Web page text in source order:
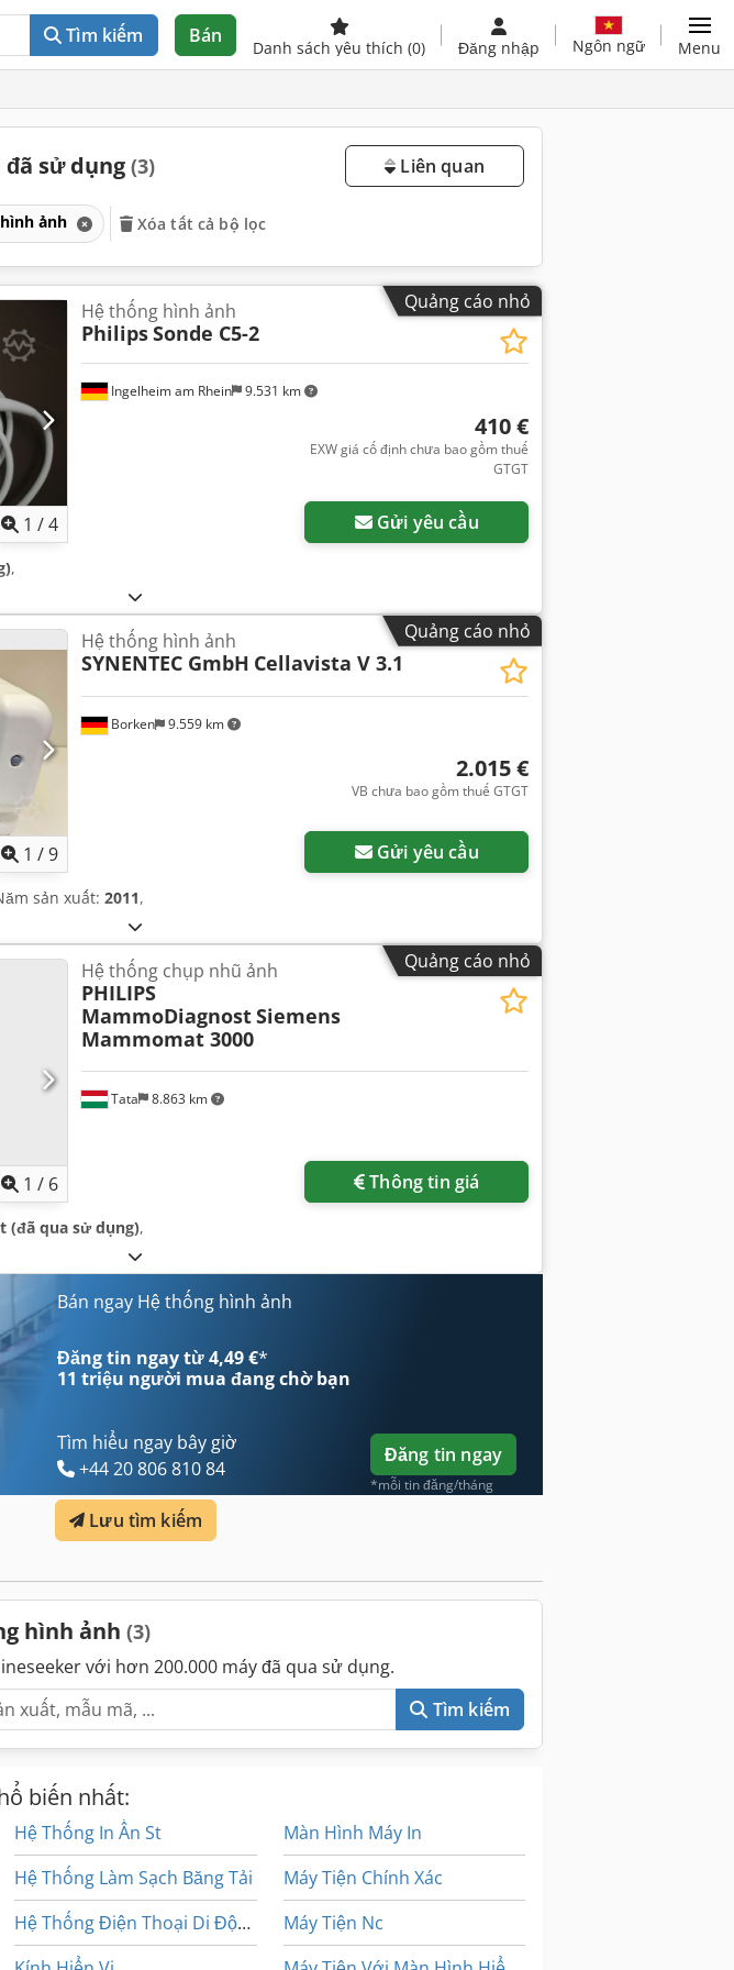
Tìm kiếm Bán
Danh sách yêu thích (0) Đăng nhập Ngôn ngữ Menu
sử dụng (3) Liên quan
ảnh Xóa tất cả bộ lọc
Quảng cáo nhỏ
1 /4
Ingelheim am Rhein 9.531 km
Hệ thống hình ảnh
PhilipsSonde C5-2
410 €
EXW giá cố định chưa bao gồm thuế
GTGT
Gửi yêu cầu
,
Quảng cáo nhỏ
1 /9
Borken 9.559 km
Hệ thống hình ảnh
SYNENTEC GmbH Cellavista V 3.1
2.015 €
VB chưa bao gồm thuế GTGT
Gửi yêu cầu
sản xuất: 2011,
Quảng cáo nhỏ
1 / 6
Tata 8.863 km
Hệ thống chụp nhũ ảnh
PHILIPS
MammoDiagnostSiemens
Mammomat 3000
Thông tin giá
(đã qua sử dụng),
Bán ngay Hệ thống hình ảnh
Đăng tin ngay từ 4,49 €*
11 triệu người mua đang chờ bạn
Tìm hiểu ngay bây giờ
+44 20 806 810 84
Đăng tin ngay
*mỗi tin đăng/tháng
Lưu tìm kiếm
hình ảnh (3)
với hơn 200.000 máy đã qua sử dụng.
Tìm kiếm
biến nhất:
Hệ Thống In Ấn St
Hệ Thống Làm Sạch Băng Tải
Hệ Thống Điện Thoại Di Động Khai Thác
Màn Hình Máy In
Máy Tiện Chính Xác
Máy Tiện Nc